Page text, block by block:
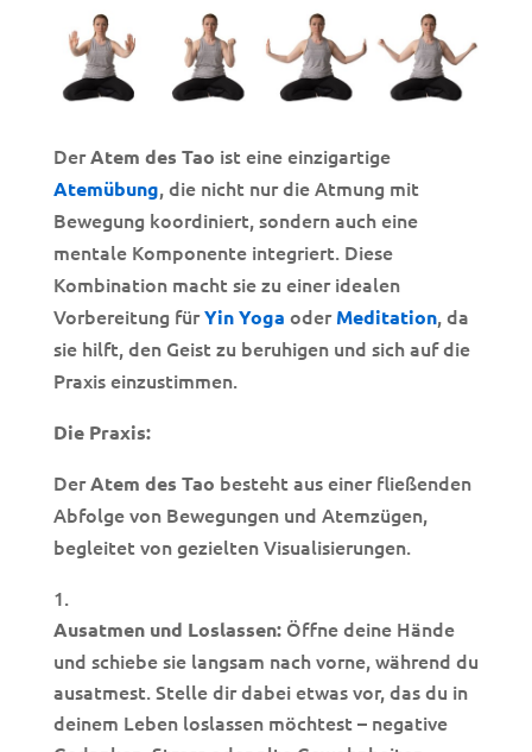
DerAtem des Tao ist eine einzigartige
Atemübung, die nicht nur die Atmung mit
Bewegung koordiniert, sondern auch eine
mentale Komponente integriert. Diese
Kombination macht sie zu einer idealen
Vorbereitung fürYin Yoga oderMeditation, da
sie hilft, den Geist zu beruhigen und sich auf die
Praxis einzustimmen.
Die Praxis:
DerAtem des Tao besteht aus einer fließenden
Abfolge von Bewegungen und Atemzügen,
begleitet von gezielten Visualisierungen.
Ausatmen und Loslassen:Öffne deine Hände
und schiebe sie langsam nach vorne, während du
ausatmest. Stelle dir dabei etwas vor, das du in
deinem Leben loslassen möchtest – negative